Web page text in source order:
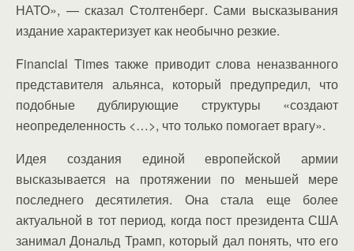
НАТО», — сказал Столтенберг. Сами высказывания
издание характеризует как необычно резкие.
Financial Times также приводит слова неназванного
представителя альянса, который предупредил, что
подобные дублирующие структуры «создают
неопределенность <…>, что только помогает врагу».
Идея создания единой европейской армии
высказывается на протяжении по меньшей мере
последнего десятилетия. Она стала еще более
актуальной в тот период, когда пост президента США
занимал Дональд Трамп, который дал понять, что его